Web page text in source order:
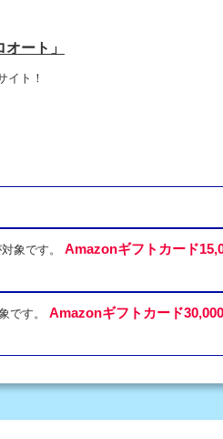
ート」
イト！
象です。 Amazonギフトカード
です。 Amazonギフトカード